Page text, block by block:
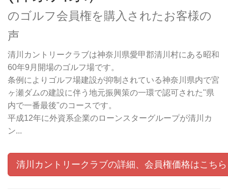
のゴルフ会員権を購入されたお客様の
声
清川カントリークラブは神奈川県愛甲郡清川村にある昭和
60年9月開場のゴルフ場です。
条例によりゴルフ場建設が抑制されている神奈川県内で宮
ヶ瀬ダムの建設に伴う地元振興策の一環で認可された"県
内で一番最後"のコースです。
平成12年に外資系企業のローンスターグループが清川カ
ン...
清川カントリークラブの詳細、会員権価格はこちら